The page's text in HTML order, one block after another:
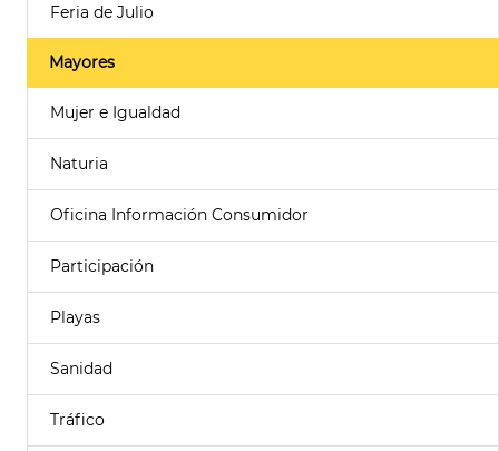
Feria de Julio
Mayores
Mujer e Igualdad
Naturia
Oficina Información Consumidor
Participación
Playas
Sanidad
Tráfico